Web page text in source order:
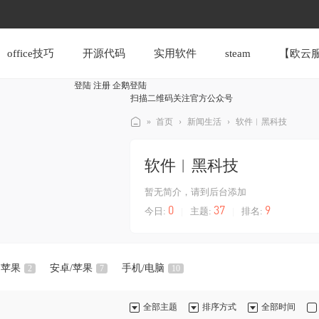
office技巧 开源代码 实用软件 steam 【欧云
登陆 注册 企鹅登陆
扫描二维码关注官方公众号
» 首页 › 新闻生活 › 软件︱黑科技
软件︱黑科技
暂无简介，请到后台添加
今日: 0 主题: 37 排名: 9
苹果 2 安卓/苹果 7 手机/电脑 10
全部时间
排序方式
全部主题